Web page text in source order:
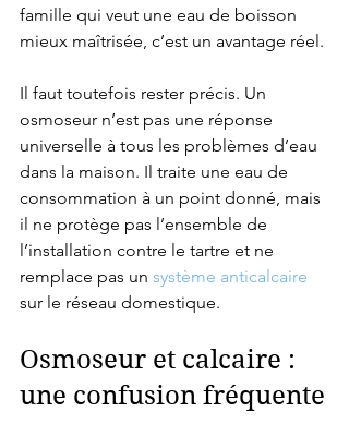
famille qui veut une eau de boisson
mieux maîtrisée, c’est un avantage réel.
Il faut toutefois rester précis. Un
osmoseur n’est pas une réponse
universelle à tous les problèmes d’eau
dans la maison. Il traite une eau de
consommation à un point donné, mais
il ne protège pas l’ensemble de
l’installation contre le tartre et ne
remplace pas un système anticalcaire
sur le réseau domestique.
Osmoseur et calcaire :
une confusion fréquente